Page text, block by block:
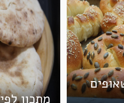
מתכון